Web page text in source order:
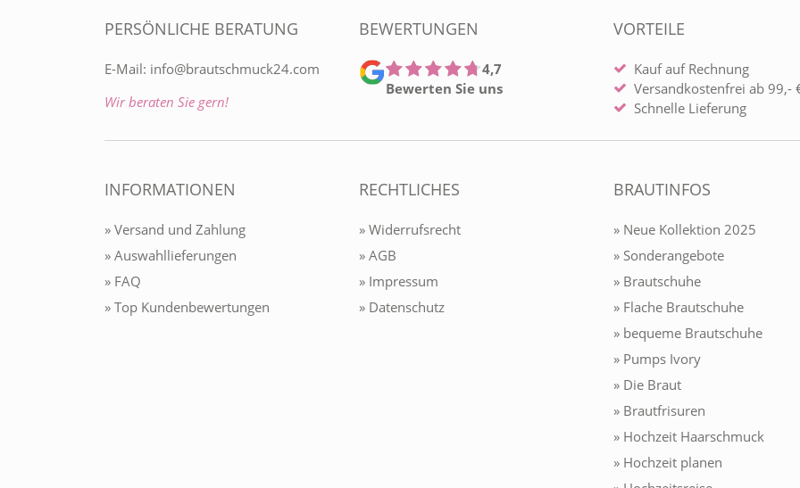
PERSÖNLICHE BERATUNG
E-Mail: info@brautschmuck24.com
Wir beraten Sie gern!
BEWERTUNGEN
4,7
Bewerten Sie uns
VORTEILE
Kauf auf Rechnung
Versandkostenfrei ab 99,-
Schnelle Lieferung
INFORMATIONEN
» Versand und Zahlung
» Auswahllieferungen
» FAQ
» Top Kundenbewertungen
RECHTLICHES
» Widerrufsrecht
» AGB
» Impressum
» Datenschutz
BRAUTINFOS
» Neue Kollektion 2025
» Sonderangebote
» Brautschuhe
» Flache Brautschuhe
» bequeme Brautschuhe
» Pumps Ivory
» Die Braut
» Brautfrisuren
» Hochzeit Haarschmuck
» Hochzeit planen